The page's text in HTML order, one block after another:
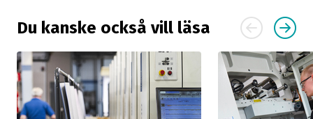
Du kanske också vill läsa